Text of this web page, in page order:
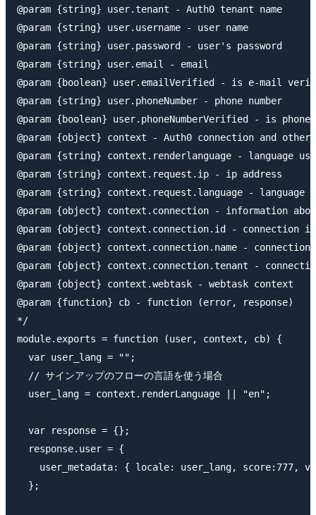
@param {string} user.tenant - Auth0 tenant name
@param {string} user.username - user name
@param {string} user.password - user's password
@param {string} user.email - email
@param {boolean} user.emailVerified - is e-mail
@param {string} user.phoneNumber - phone number
@param {boolean} user.phoneNumberVerified - is
@param {object} context - Auth0 connection and
@param {string} context.renderlanguage - language
@param {string} context.request.ip - ip address
@param {string} context.request.language -
@param {object} context.connection - information
@param {object} context.connection.id - connection id
@param {object} context.connection.name - connection
@param {object} context.connection.tenant -
@param {object} context.webtask - webtask context
@param {function} cb - function (error, response)
*/
module.exports = function (user, context, cb) {
  var user_lang = "";
  // サインアップのフローの言語を使う場合
  user_lang = context.renderLanguage || "en";
  var response = {};
  response.user = {
user_metadata: { locale: user_lang, score:777,
  };